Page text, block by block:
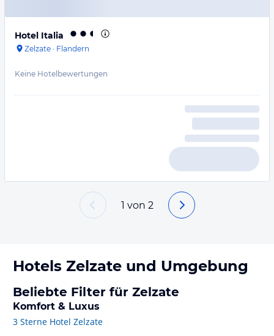
Hotel Italia
Zelzate · Flandern
Keine Hotelbewertungen
1 von 2
Hotels Zelzate und Umgebung
Beliebte Filter für Zelzate
Komfort & Luxus
3 Sterne Hotel Zelzate